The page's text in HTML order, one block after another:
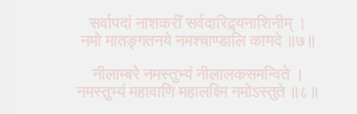
सर्वापदां नाशकरीं सर्वदारिद्र्यनाशिनीम् ।
नमो मातङ्गतनये नमश्चाण्डालि कामदे ॥७॥
नीलाम्बरे नमस्तुभ्यं नीलालकसमन्विते ।
नमस्तुभ्यं महावाणि महालक्ष्मि नमोऽस्तुते ॥८॥